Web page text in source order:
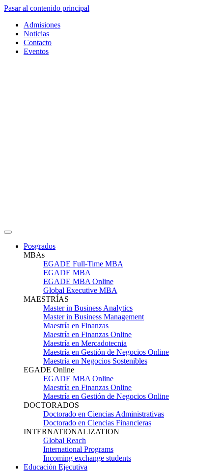
Pasar al contenido principal
Admisiones
Noticias
Contacto
Eventos
Posgrados
MBAs
EGADE Full-Time MBA
EGADE MBA
EGADE MBA Online
Global Executive MBA
MAESTRÍAS
Master in Business Analytics
Master in Business Management
Maestría en Finanzas
Maestría en Finanzas Online
Maestría en Mercadotecnia
Maestría en Gestión de Negocios Online
Maestría en Negocios Sostenibles
EGADE Online
EGADE MBA Online
Maestría en Finanzas Online
Maestría en Gestión de Negocios Online
DOCTORADOS
Doctorado en Ciencias Administrativas
Doctorado en Ciencias Financieras
INTERNATIONALIZATION
Global Reach
International Programs
Incoming exchange students
Educación Ejecutiva